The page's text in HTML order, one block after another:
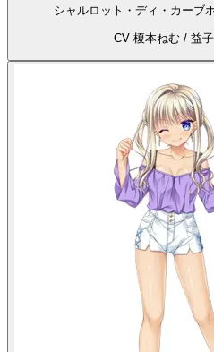
シャルロット・ディ・カーブ
CV 榎本ねむ / 益